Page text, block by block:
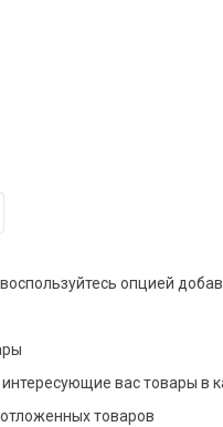
опцией
вас товары в
товаров